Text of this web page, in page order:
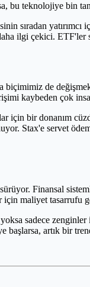
bu teknolojiye bin
sıradan
ilgi çekici.
biçimimiz de
kaybeden çok
için bir donanım
Stax'e servet
Finansal
maliyet tasarrufu
sadece
artık bir